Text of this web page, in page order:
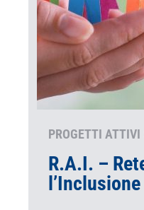
PROGETTI ATTIVI
R.A.I. –
l’Inclusione